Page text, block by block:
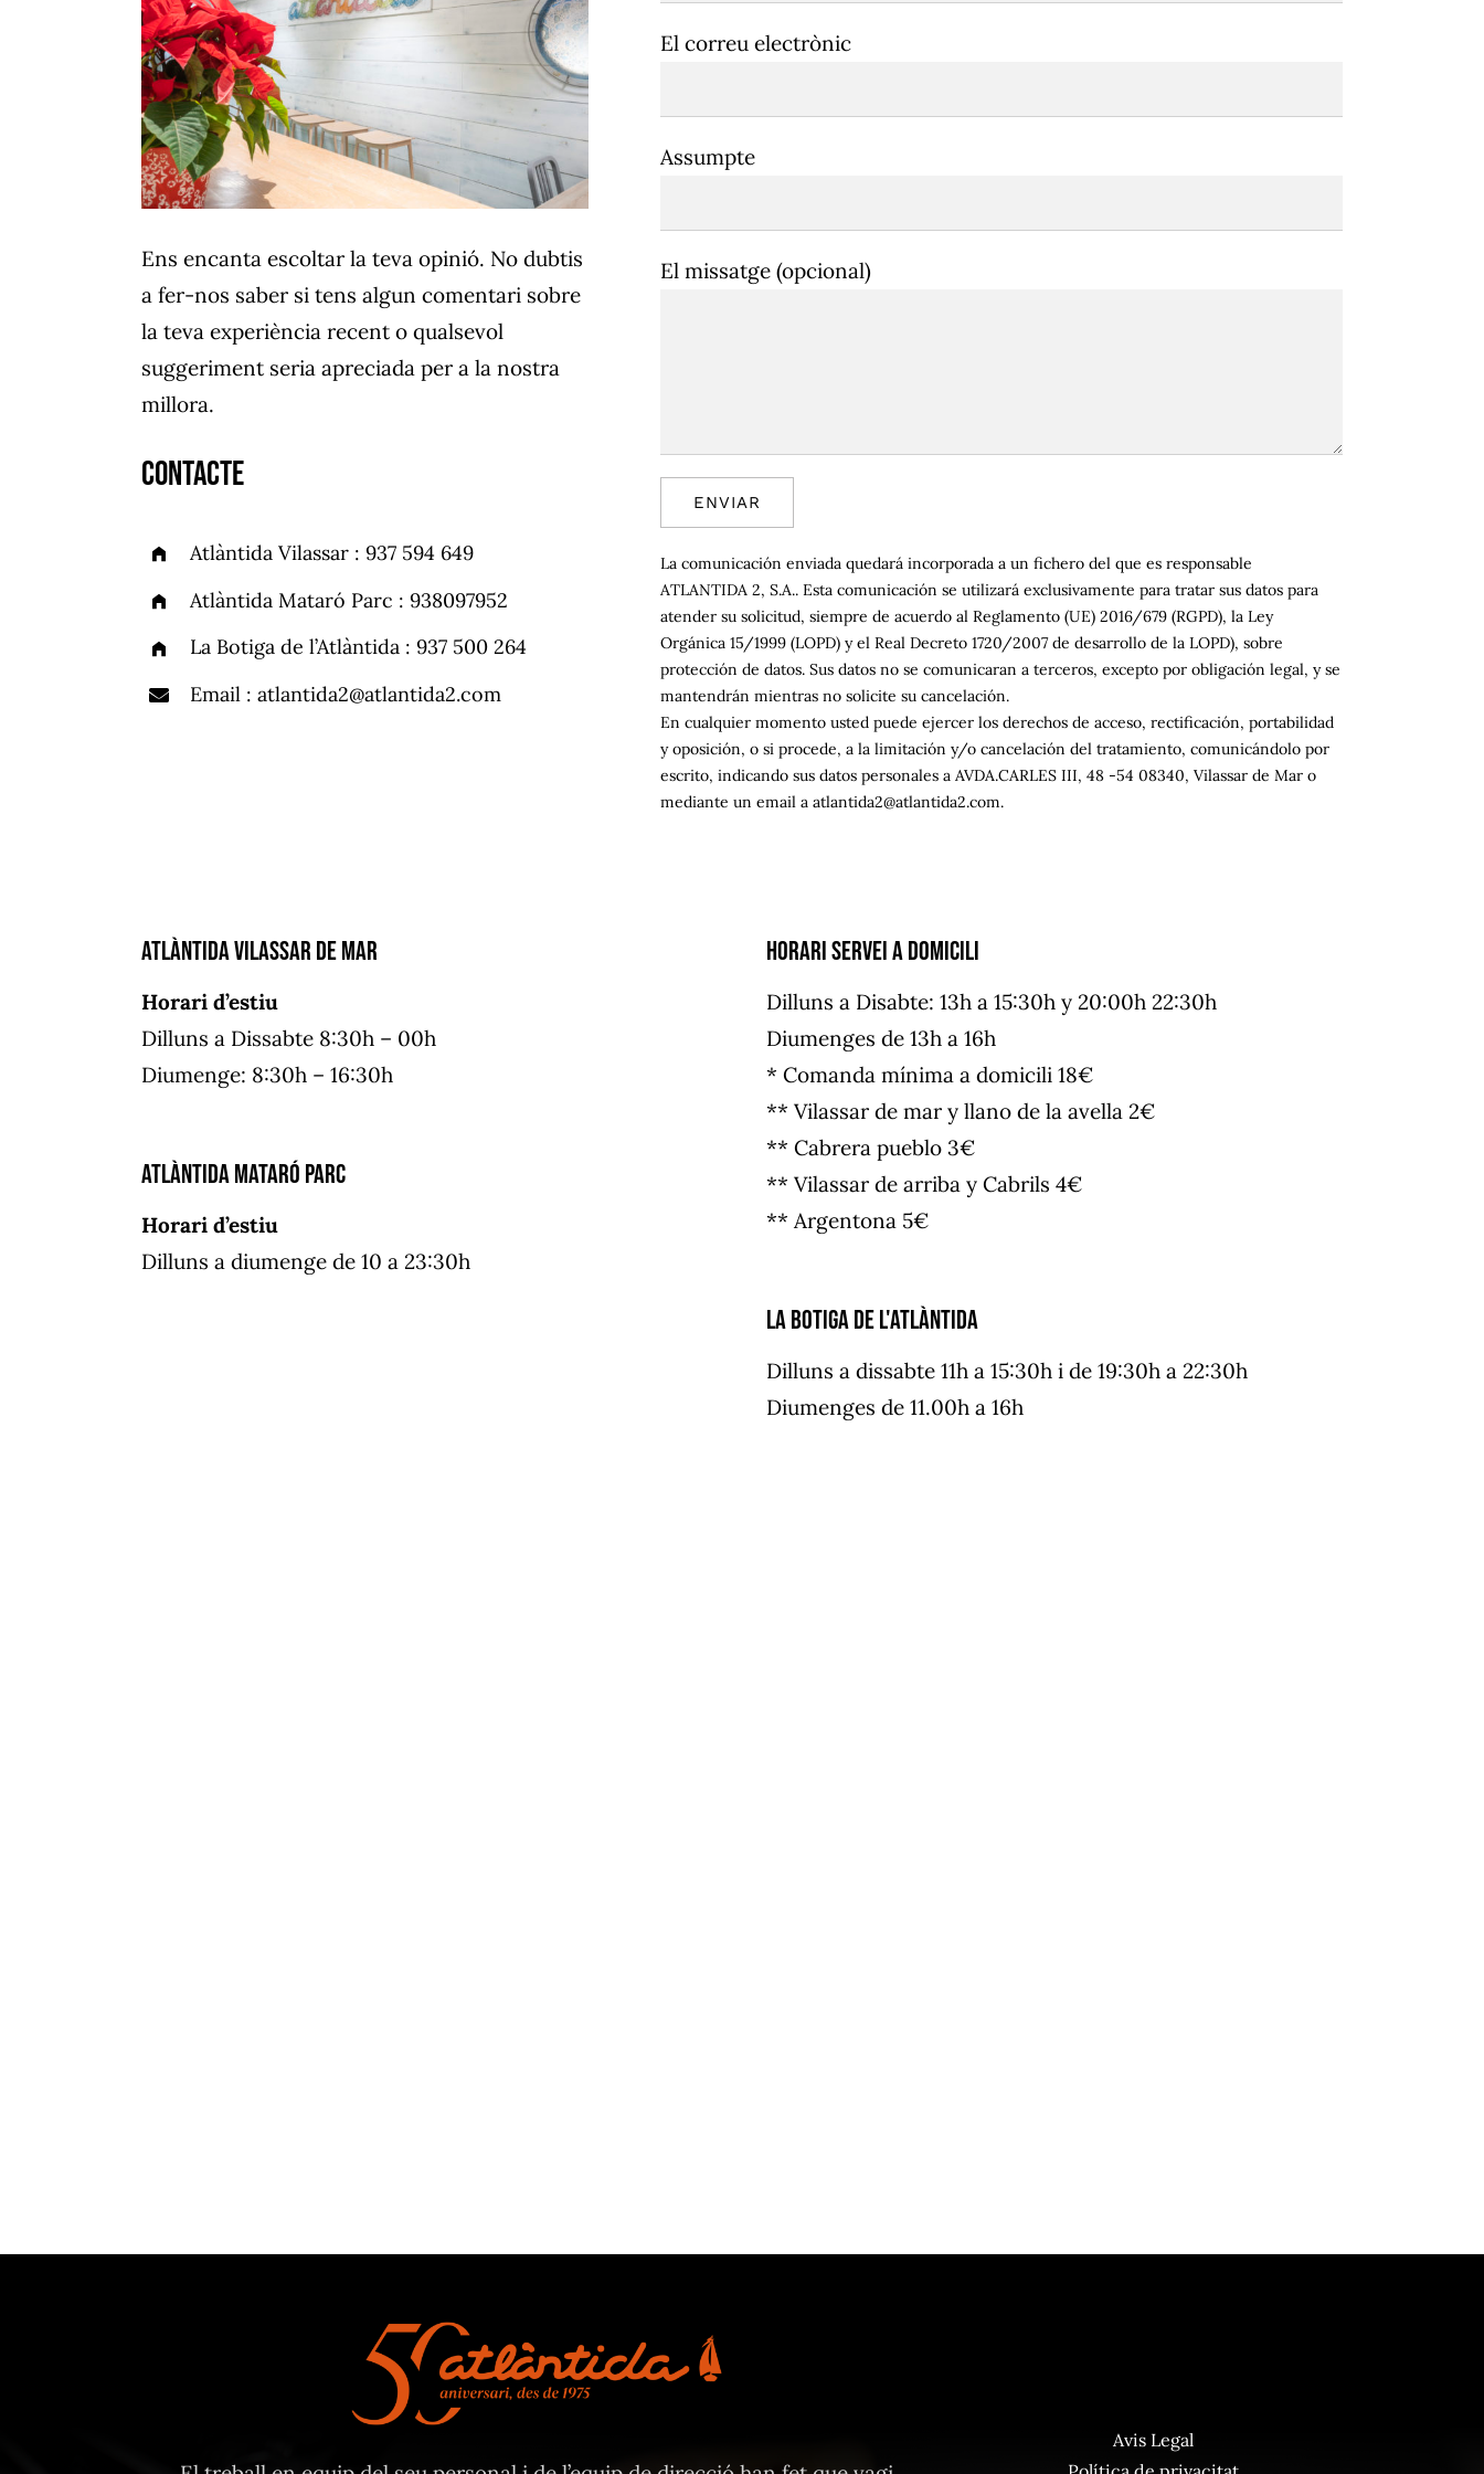
Ens encanta escoltar la teva opinió. No dubtis
a fer-nos saber si tens algun comentari sobre
la teva experiència recent o qualsevol
suggeriment seria apreciada per a la nostra
millora.
Contacte
Atlàntida Vilassar : 937 594 649
Atlàntida Mataró Parc : 938097952
La Botiga de l’Atlàntida : 937 500 264
Email : atlantida2@atlantida2.com
El correu electrònic
Assumpte
El missatge (opcional)
La comunicación enviada quedará incorporada a un fichero del que es responsable
ATLANTIDA 2, S.A.. Esta comunicación se utilizará exclusivamente para tratar sus datos para
atender su solicitud, siempre de acuerdo al Reglamento (UE) 2016/679 (RGPD), la Ley
Orgánica 15/1999 (LOPD) y el Real Decreto 1720/2007 de desarrollo de la LOPD), sobre
protección de datos. Sus datos no se comunicaran a terceros, excepto por obligación legal, y se
mantendrán mientras no solicite su cancelación.
En cualquier momento usted puede ejercer los derechos de acceso, rectificación, portabilidad
y oposición, o si procede, a la limitación y/o cancelación del tratamiento, comunicándolo por
escrito, indicando sus datos personales a AVDA.CARLES III, 48 -54 08340, Vilassar de Mar o
mediante un email a atlantida2@atlantida2.com.
Atlàntida Vilassar de Mar
Horari d’estiu
Dilluns a Dissabte 8:30h – 00h
Diumenge: 8:30h – 16:30h
Atlàntida Mataró Parc
Horari d’estiu
Dilluns a diumenge de 10 a 23:30h
Horari Servei a domicili
Dilluns a Disabte: 13h a 15:30h y 20:00h 22:30h
Diumenges de 13h a 16h
* Comanda mínima a domicili 18€
** Vilassar de mar y llano de la avella 2€
** Cabrera pueblo 3€
** Vilassar de arriba y Cabrils 4€
** Argentona 5€
La Botiga de l'Atlàntida
Dilluns a dissabte 11h a 15:30h i de 19:30h a 22:30h
Diumenges de 11.00h a 16h
Avis Legal